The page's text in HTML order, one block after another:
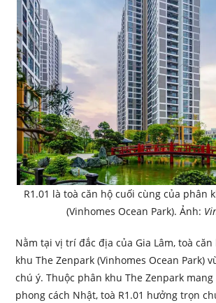
R1.01 là toà căn hộ cuối cùng của phân
(Vinhomes Ocean Park). Ảnh:
Nằm tại vị trí đắc địa của Gia Lâm, toà căn
khu The Zenpark (Vinhomes Ocean Park)
chú ý. Thuộc phân khu The Zenpark
phong cách Nhật, toà R1.01 hưởng trọn